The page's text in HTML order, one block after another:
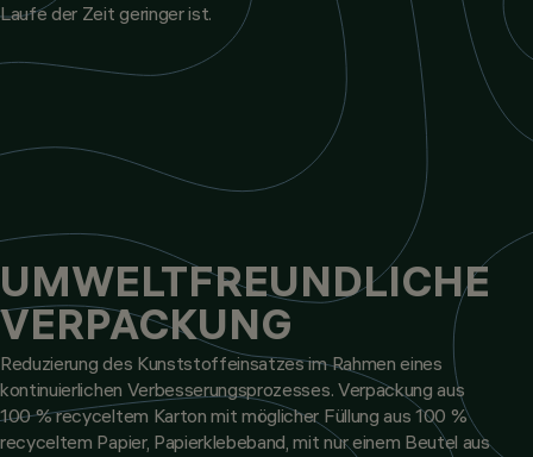
Laufe der Zeit geringer ist.
UMWELTFREUNDLICHE
VERPACKUNG
Reduzierung des Kunststoffeinsatzes im Rahmen eines
kontinuierlichen Verbesserungsprozesses. Verpackung aus
100 % recyceltem Karton mit möglicher Füllung aus 100 %
recyceltem Papier, Papierklebeband, mit nur einem Beutel aus